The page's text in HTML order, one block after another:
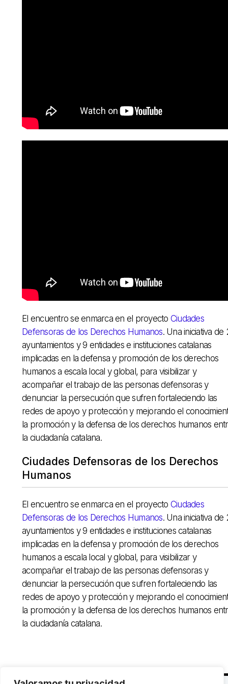
El encuentro se enmarca en el proyecto Ciudades
Defensoras de los Derechos Humanos. Una iniciativa de
ayuntamientos y 9 entidades e instituciones catalanas
implicadas en la defensa y promoción de los derechos
humanos a escala local y global, para visibilizar y
acompañar el trabajo de las personas defensoras y
denunciar la persecución que sufren fortaleciendo las
redes de apoyo y protección y mejorando el
la promoción y la defensa de los derechos humanos
la ciudadanía catalana.
Ciudades Defensoras de los Derechos
Humanos
El encuentro se enmarca en el proyecto Ciudades
Defensoras de los Derechos Humanos. Una iniciativa de
ayuntamientos y 9 entidades e instituciones catalanas
implicadas en la defensa y promoción de los derechos
humanos a escala local y global, para visibilizar y
acompañar el trabajo de las personas defensoras y
denunciar la persecución que sufren fortaleciendo las
redes de apoyo y protección y mejorando el
la promoción y la defensa de los derechos humanos
la ciudadanía catalana.